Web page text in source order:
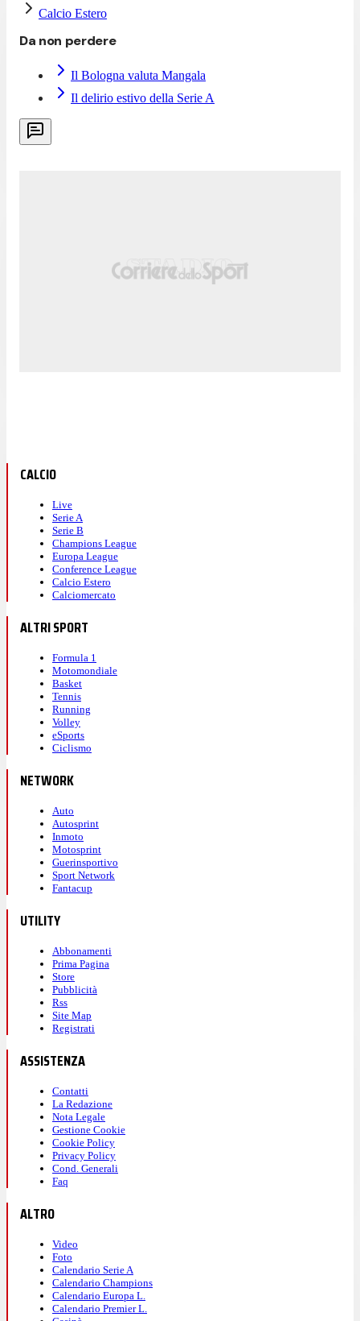
Calcio Estero
Da non perdere
Il Bologna valuta Mangala
Il delirio estivo della Serie A
CALCIO
Live
Serie A
Serie B
Champions League
Europa League
Conference League
Calcio Estero
Calciomercato
ALTRI SPORT
Formula 1
Motomondiale
Basket
Tennis
Running
Volley
eSports
Ciclismo
NETWORK
Auto
Autosprint
Inmoto
Motosprint
Guerinsportivo
Sport Network
Fantacup
UTILITY
Abbonamenti
Prima Pagina
Store
Pubblicità
Rss
Site Map
Registrati
ASSISTENZA
Contatti
La Redazione
Nota Legale
Gestione Cookie
Cookie Policy
Privacy Policy
Cond. Generali
Faq
ALTRO
Video
Foto
Calendario Serie A
Calendario Champions
Calendario Europa L.
Calendario Premier L.